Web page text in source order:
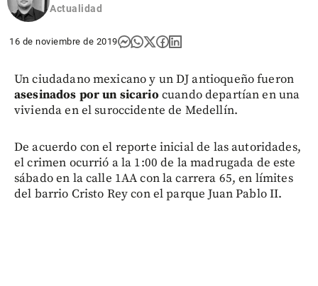
Actualidad
16 de noviembre de 2019
Un ciudadano mexicano y un DJ antioqueño fueron
asesinados por un sicario cuando departían en una
vivienda en el suroccidente de Medellín.
De acuerdo con el reporte inicial de las autoridades,
el crimen ocurrió a la 1:00 de la madrugada de este
sábado en la calle 1AA con la carrera 65, en límites
del barrio Cristo Rey con el parque Juan Pablo II.